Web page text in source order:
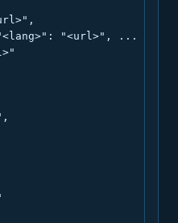
"<url>", ... },